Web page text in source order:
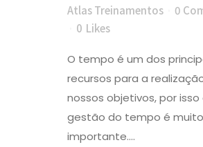
Atlas Treinamentos
0
0 Likes
O tempo é um dos
recursos para a
nossos objetivos, por isso
gestão do tempo é muito
importante....